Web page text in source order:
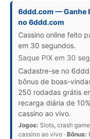
6ddd.com — Ganhe
no 6ddd.com
Cassino online feito
em 30 segundos.
Saque PIX em 30
Cadastre-se no
bônus de boas-
250 rodadas grátis
recarga diária de
cassino ao vivo.
Jogos: Slots, crash
cassino ao vivo · Bônus: